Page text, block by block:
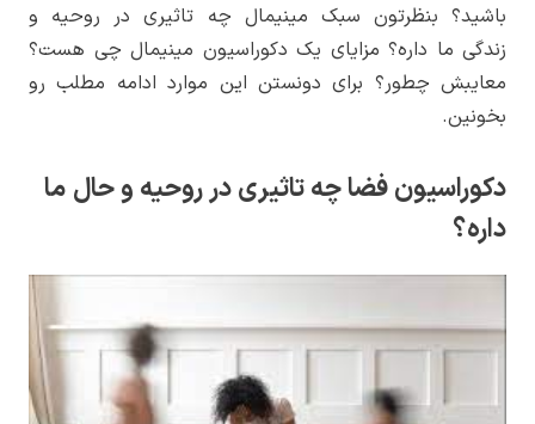
باشید؟ بنظرتون سبک مینیمال چه تاثیری در روحیه و
زندگی ما داره؟ مزایای یک دکوراسیون مینیمال چی هست؟
معایبش چطور؟ برای دونستن این موارد ادامه مطلب رو
بخونین.
دکوراسیون فضا چه تاثیری در روحیه و حال ما
داره؟